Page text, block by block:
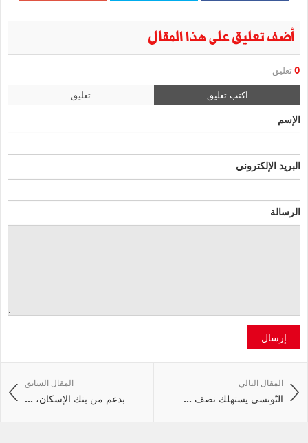
أضف تعليق على هذا المقال
0 تعليق
اكتب تعليق تعليق
الإسم
البريد الإلكتروني
الرسالة
إرسال
المقال السابق
بدعم من بنك الإسكان، ...
المقال التالي
التّونسي يستهلك نصف ...